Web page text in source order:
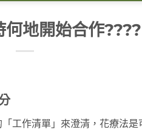
地開始合作
工作清單」來澄清，花療法